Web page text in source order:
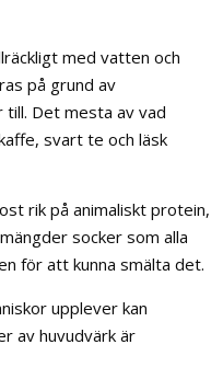
med vatten och
på grund av
Det mesta av vad
svart te och läsk
rik på animaliskt protein,
socker som alla
för att kunna smälta det.
upplever kan
av huvudvärk är